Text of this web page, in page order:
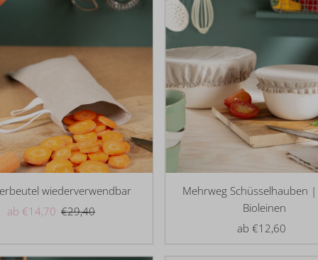
wiederverwendbar
Angebotspreis
ab €14,70 Regulärer
€29,40
Mehrweg Schüsselhauben
Bioleinen
Regulärer
Preis
ab €12,60